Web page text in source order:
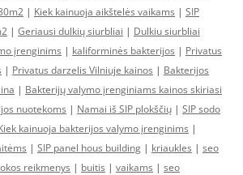
| Kiek kainuoja aikštelės vaikams | SIP
| Geriausi dulkių siurbliai | Dulkiu siurbliai
įrenginims | kaliforminės bakterijos | Privatus
| Privatus darzelis Vilniuje kainos | Bakterijos
| Bakterijų valymo įrenginiams kainos skiriasi
nuotekoms | Namai iš SIP plokščių | SIP sodo
kainuoja bakterijos valymo įrenginims |
| SIP panel hous building | kriaukles | seo
reikmenys | buitis | vaikams | seo